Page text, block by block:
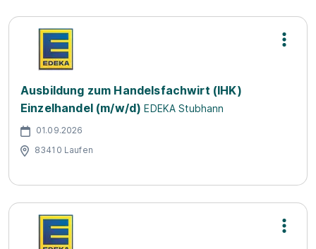
Ausbildung zum Handelsfachwirt (IHK)
Einzelhandel (m/w/d) EDEKA Stubhann
01.09.2026
83410 Laufen